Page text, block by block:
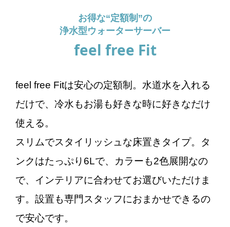
お得な“定額制”の
浄水型ウォーターサーバー
feel free Fit
feel free Fitは安心の定額制。水道水を入れる
だけで、冷水もお湯も好きな時に好きなだけ
使える。
スリムでスタイリッシュな床置きタイプ。タ
ンクはたっぷり6Lで、カラーも2色展開なの
で、インテリアに合わせてお選びいただけま
す。設置も専門スタッフにおまかせできるの
で安心です。